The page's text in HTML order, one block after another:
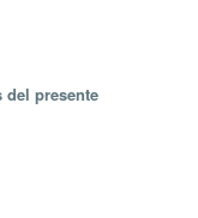
del presente